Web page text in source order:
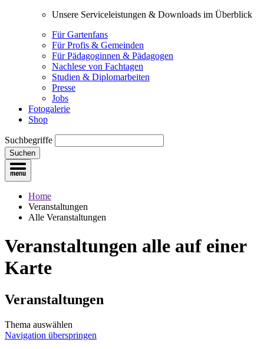
Unsere Serviceleistungen & Downloads im Überblick
Für Gartenfans
Für Profis & Gemeinden
Für Pädagoginnen & Pädagogen
Nachlese von Fachtagen
Studien & Diplomarbeiten
Presse
Jobs
Fotogalerie
Shop
Suchbegriffe
Suchen
Home
Veranstaltungen
Alle Veranstaltungen
Veranstaltungen alle auf einer
Karte
Veranstaltungen
Thema auswählen
Navigation überspringen